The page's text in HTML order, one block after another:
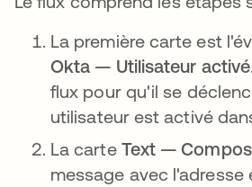
La première carte est
Okta — Utilisateur activé
flux pour qu'il se
utilisateur est activé
La carte Text —
message avec l'adresse